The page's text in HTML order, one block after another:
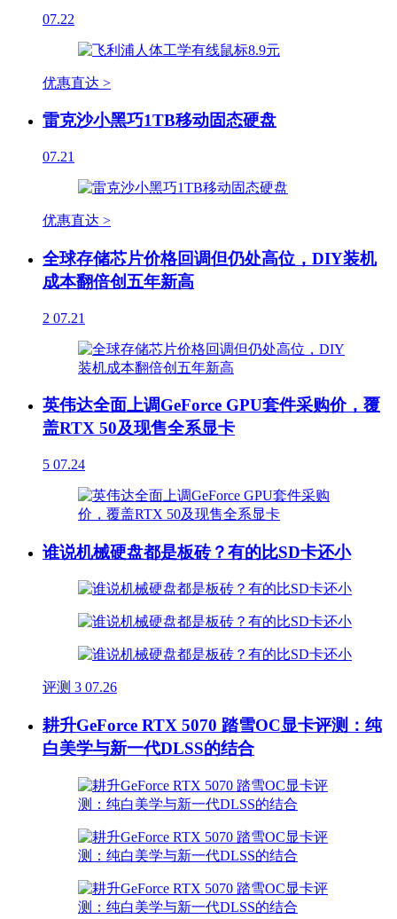
07.22
优惠直达 >
雷克沙小黑巧1TB移动固态硬盘
07.21
优惠直达 >
全球存储芯片价格回调但仍处高位，DIY装机
成本翻倍创五年新高
2 07.21
英伟达全面上调GeForce GPU套件采购价，覆
盖RTX 50及现售全系显卡
5 07.24
谁说机械硬盘都是板砖？有的比SD卡还小
评测 3 07.26
耕升GeForce RTX 5070 踏雪OC显卡评测：纯
白美学与新一代DLSS的结合